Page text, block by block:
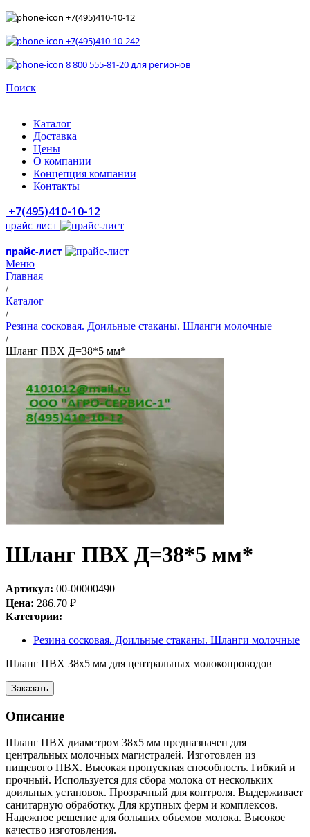
+7(495)410-10-12
+7(495)410-10-242
8 800 555-81-20 для регионов
Поиск
Каталог
Доставка
Цены
О компании
Концепция компании
Контакты
+7(495)410-10-12
прайс-лист
прайс-лист
Меню
Главная
/
Каталог
/
Резина сосковая. Доильные стаканы. Шланги молочные
/
Шланг ПВХ Д=38*5 мм*
Шланг ПВХ Д=38*5 мм*
Артикул: 00-00000490
Цена: 286.70 ₽
Категории:
Резина сосковая. Доильные стаканы. Шланги молочные
Шланг ПВХ 38х5 мм для центральных молокопроводов
Заказать
Описание
Шланг ПВХ диаметром 38х5 мм предназначен для
центральных молочных магистралей. Изготовлен из
пищевого ПВХ. Высокая пропускная способность. Гибкий и
прочный. Используется для сбора молока от нескольких
доильных установок. Прозрачный для контроля. Выдерживает
санитарную обработку. Для крупных ферм и комплексов.
Надежное решение для больших объемов молока. Высокое
качество изготовления.